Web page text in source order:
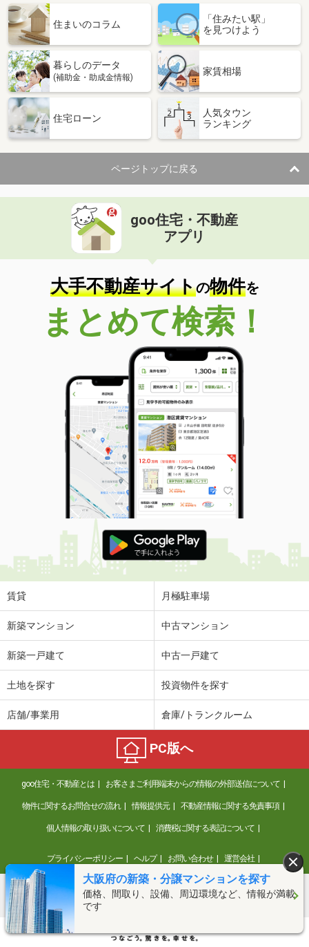
住まいのコラム
「住みたい駅」
を見つけよう
暮らしのデータ
(補助金・助成金情報)
家賃相場
住宅ローン
人気タウン
ランキング
大阪府の新築・分譲マンションを探す
価格、間取り、設備、周辺環境など、情報が満載
です
ページトップに戻る
goo住宅・不動産
アプリ
大手不動産サイトの物件を
まとめて検索！
賃貸 月極駐車場
新築マンション 中古マンション
新築一戸建て 中古一戸建て
土地を探す 投資物件を探す
店舗/事業用 倉庫/トランクルーム
PC版へ
goo住宅・不動産とは お客さまご利用端末からの情報の外部送信について
物件に関するお問合せの流れ 情報提供元 不動産情報に関する免責事項
個人情報の取り扱いについて 消費税に関する表記について
プライバシーポリシー ヘルプ お問い合わせ 運営会社
©NTT DOCOMO